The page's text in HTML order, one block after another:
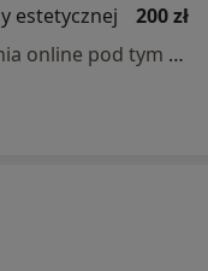
estetycznej
200 zł
Specjalista nie oferuje umawiania online pod tym adresem.